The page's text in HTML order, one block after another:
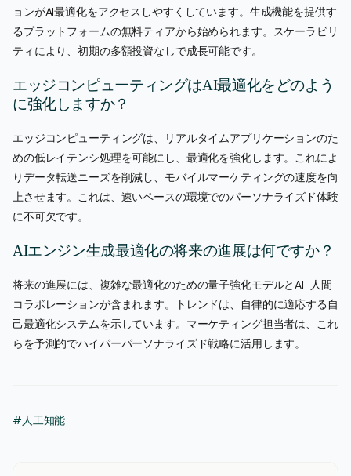
ョンがAI最適化をアクセスしやすくしています。生成機能を提供す
るプラットフォームの無料ティアから始められます。スケーラビリ
ティにより、初期の多額投資なしで成長可能です。
エッジコンピューティングはAI最適化をどのよう
に強化しますか？
エッジコンピューティングは、リアルタイムアプリケーションのた
めの低レイテンシ処理を可能にし、最適化を強化します。これによ
りデータ転送ニーズを削減し、モバイルマーケティングの速度を向
上させます。これは、速いペースの環境でのパーソナライズド体験
に不可欠です。
AIエンジン生成最適化の将来の進展は何ですか？
将来の進展には、複雑な最適化のための量子強化モデルとAI-人間
コラボレーションが含まれます。トレンドは、自律的に適応する自
己最適化システムを示しています。マーケティング担当者は、これ
らを予測的でハイパーパーソナライズド戦略に活用します。
#人工知能